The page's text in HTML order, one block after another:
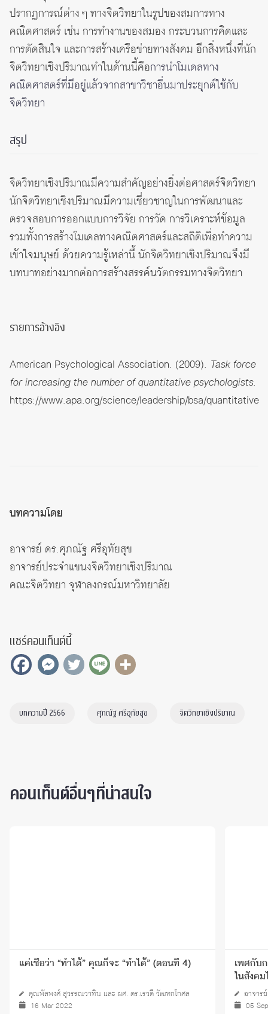
ปรากฏการณ์ต่าง ๆ ทางจิตวิทยาในรูปของสมการทาง
คณิตศาสตร์ เช่น การทำงานของสมอง กระบวนการคิดและ
การตัดสินใจ และการสร้างเครือข่ายทางสังคม อีกสิ่งหนึ่งที่นัก
จิตวิทยาเชิงปริมาณทำในด้านนี้คือการนำโมเดลทาง
คณิตศาสตร์ที่มีอยู่แล้วจากสาขาวิชาอื่นมาประยุกต์ใช้กับ
จิตวิทยา
สรุป
จิตวิทยาเชิงปริมาณมีความสำคัญอย่างยิ่งต่อศาสตร์จิตวิทยา
นักจิตวิทยาเชิงปริมาณมีความเชี่ยวชาญในการพัฒนาและ
ตรวจสอบการออกแบบการวิจัย การวัด การวิเคราะห์ข้อมูล
รวมทั้งการสร้างโมเดลทางคณิตศาสตร์และสถิติเพื่อทำความ
เข้าใจมนุษย์ ด้วยความรู้เหล่านี้ นักจิตวิทยาเชิงปริมาณจึงมี
บทบาทอย่างมากต่อการสร้างสรรค์นวัตกรรมทางจิตวิทยา
รายการอ้างอิง
American Psychological Association. (2009). Task force
for increasing the number of quantitative psychologists.
https://www.apa.org/science/leadership/bsa/quantitative
บทความโดย
อาจารย์ ดร.ศุภณัฐ ศรีอุทัยสุข
อาจารย์ประจำแขนงจิตวิทยาเชิงปริมาณ
คณะจิตวิทยา จุฬาลงกรณ์มหาวิทยาลัย
แชร์คอนเท็นต์นี้
บทความปี 2566 ศุภณัฐ ศรีอุทัยสุข จิตวิทยาเชิงปริมาณ
คอนเท็นต์อื่นๆที่น่าสนใจ
แค่เชื่อว่า “ทำได้” คุณก็จะ “ทำได้” (ตอนที่ 4)
คุณพัลพงศ์ สุวรรณวาทิน และ ผศ. ดร.เรวดี วัฒฑกโกศล
16 Mar 2022
เพศกับ
ในสังค
อาจาร
05